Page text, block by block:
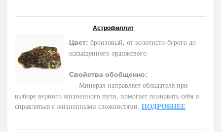
Астрофиллит
Цвет: бронзовый, от золотисто-бурого до
насыщенного оранжевого
Свойства обобщенно:
Минерал направляет обладателя при
выборе верного жизненного пути, помогает познавать себя и
справляться с жизненными сложностями. ПОДРОБНЕЕ